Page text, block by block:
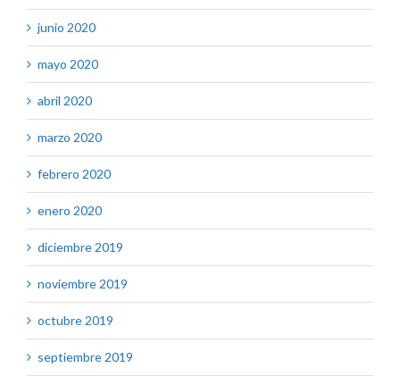
junio 2020
mayo 2020
abril 2020
marzo 2020
febrero 2020
enero 2020
diciembre 2019
noviembre 2019
octubre 2019
septiembre 2019